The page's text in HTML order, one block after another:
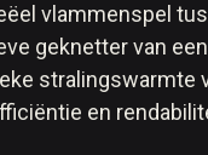
vlammenspel
geknetter van
stralingswarmte
en